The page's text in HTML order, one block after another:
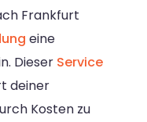
Frankfurt
eine
Dieser Service
deiner
Kosten zu